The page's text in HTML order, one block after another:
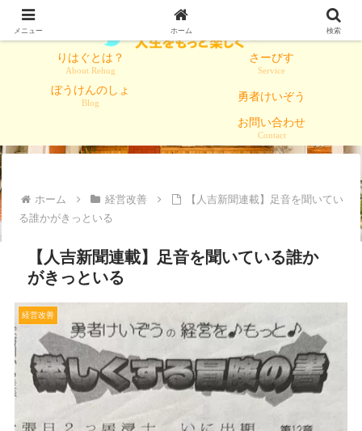
りはぐとは？
About Rehug
さーびす
Service
ぼうけんのしょ
Blog
勇者けいぞう
お問い合わせ
Contact
ホーム 経営改善
【人吉新聞連載】足音を聞いてい
る誰かがきっといる
【人吉新聞連載】足音を聞いている誰か
がきっといる
経営改善
メニュー ホーム 検索